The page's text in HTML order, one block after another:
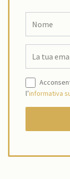
l’informativa